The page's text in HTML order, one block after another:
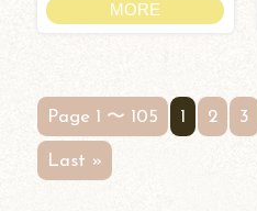
MORE
Page 1 〜 105 1 2 3
Last »